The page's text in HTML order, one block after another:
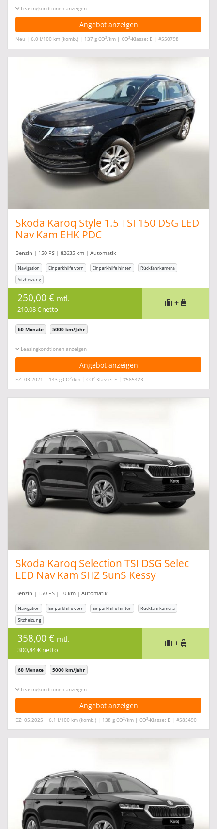
Leasingkonditionen ein-/ausblenden
Angebot anzeigen
Neu | 6,0 l/100 km (komb.) | 137 g CO2/km | CO2-Klasse: E | #550798
Skoda Karoq Style 1.5 TSI 150 DSG LED
Nav Kam EHK PDC
Benzin | 150 PS | 82635 km | Automatik
Navigation Einparkhilfe vorn Einparkhilfe hinten
Rückfahrkamera
Sitzheizung
250,00 € mtl.
210,08 € netto
+
60 Monate 5000 km/Jahr
Leasingkonditionen ein-/ausblenden
Angebot anzeigen
EZ: 03.2021 | 143 g CO2/km | CO2-Klasse: E | #585423
Skoda Karoq Selection TSI DSG Selec
LED Nav Kam SHZ SunS Kessy
Benzin | 150 PS | 10 km | Automatik
Navigation Einparkhilfe vorn Einparkhilfe hinten
Rückfahrkamera
Sitzheizung
358,00 € mtl.
300,84 € netto
+
60 Monate 5000 km/Jahr
Leasingkonditionen ein-/ausblenden
Angebot anzeigen
EZ: 05.2025 | 6,1 l/100 km (komb.) | 138 g CO2/km | CO2-Klasse: E | #585490